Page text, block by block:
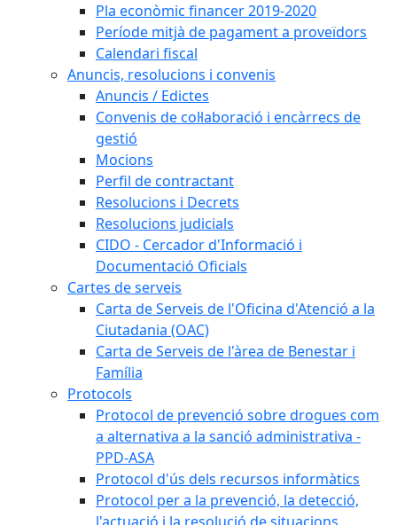
Pla econòmic financer 2019-2020
Període mitjà de pagament a proveïdors
Calendari fiscal
Anuncis, resolucions i convenis
Anuncis / Edictes
Convenis de col·laboració i encàrrecs de
gestió
Mocions
Perfil de contractant
Resolucions i Decrets
Resolucions judicials
CIDO - Cercador d'Informació i
Documentació Oficials
Cartes de serveis
Carta de Serveis de l'Oficina d'Atenció a la
Ciutadania (OAC)
Carta de Serveis de l'àrea de Benestar i
Família
Protocols
Protocol de prevenció sobre drogues com
a alternativa a la sanció administrativa -
PPD-ASA
Protocol d'ús dels recursos informàtics
Protocol per a la prevenció, la detecció,